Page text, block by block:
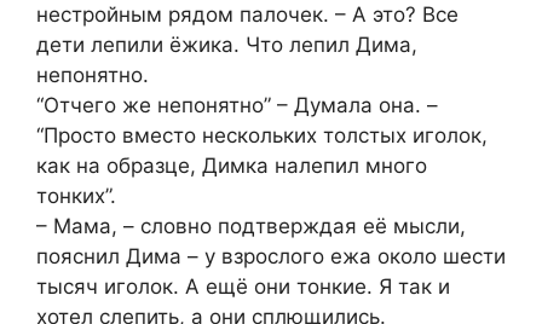
нестройным рядом палочек. – А это? Все
дети лепили ёжика. Что лепил Дима,
непонятно.
“Отчего же непонятно” – Думала она. –
“Просто вместо нескольких толстых иголок,
как на образце, Димка налепил много
тонких”.
– Мама, – словно подтверждая её мысли,
пояснил Дима – у взрослого ежа около шести
тысяч иголок. А ещё они тонкие. Я так и
хотел слепить, а они сплющились.